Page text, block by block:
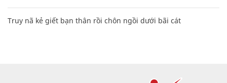
Truy nã kẻ giết bạn thân rồi chôn ngồi dưới bãi cát